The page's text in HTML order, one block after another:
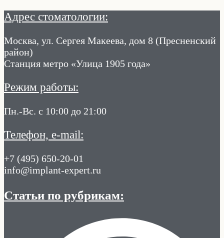
Адрес стоматологии:
Москва, ул. Сергея Макеева, дом 8 (Пресненский
район)
Станция метро «Улица 1905 года»
Режим работы:
Пн.-Вс. с 10:00 до 21:00
Телефон, e-mail:
+7 (495) 650-20-01
info@implant-expert.ru
Статьи по рубрикам: